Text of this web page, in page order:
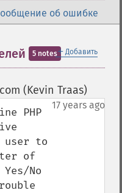
об ошибке
＋ Добавить
5 notes
(Kevin Traas)
17 years ago
PHP
user to
of
No